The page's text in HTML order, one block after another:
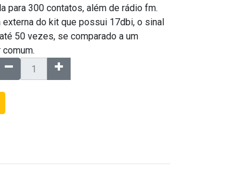
para 300 contatos, além de rádio fm.
externa do kit que possui 17dbi, o sinal
50 vezes, se comparado a um